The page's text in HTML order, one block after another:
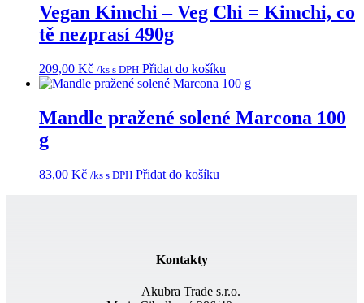
Vegan Kimchi – Veg Chi = Kimchi, co
tě nezprasí 490g
209,00 Kč /ks s DPH Přidat do košíku
Mandle pražené solené Marcona 100
g
83,00 Kč /ks s DPH Přidat do košíku
Kontakty
Akubra Trade s.r.o.